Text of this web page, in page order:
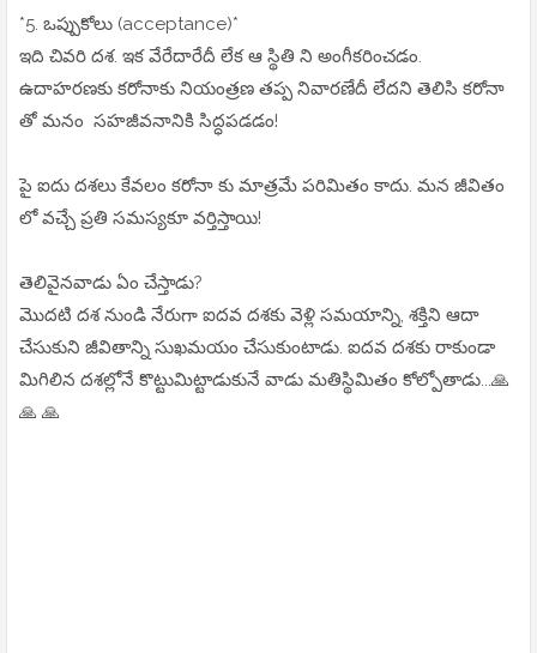
*5. ఒప్పుకోలు (acceptance)*
ఇది చివరి దశ. ఇక వేరేదారేదీ లేక ఆ స్థితి ని అంగీకరించడం.
ఉదాహరణకు కరోనాకు నియంత్రణ తప్ప నివారణేదీ లేదని తెలిసి కరోనా
తో మనం సహజీవనానికి సిద్ధపడడం!
పై ఐదు దశలు కేవలం కరోనా కు మాత్రమే పరిమితం కాదు. మన జీవితం
లో వచ్చే ప్రతి సమస్యకూ వర్తిస్తాయి!
తెలివైనవాడు ఏం చేస్తాడు?
మొదటి దశ నుండి నేరుగా ఐదవ దశకు వెళ్లి సమయాన్ని, శక్తిని ఆదా
చేసుకుని జీవితాన్ని సుఖమయం చేసుకుంటాడు. ఐదవ దశకు రాకుండా
మిగిలిన దశల్లోనే కొట్టుమిట్టాడుకునే వాడు మతిస్థిమితం కోల్పోతాడు...🙏
🙏 🙏